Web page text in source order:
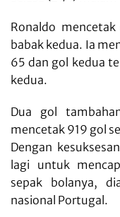
Ronaldo
babak kedua. Ia
65 dan gol kedua
kedua.
Dua gol
mencetak 919 gol
Dengan
lagi untuk
sepak bolanya,
nasional Portugal.